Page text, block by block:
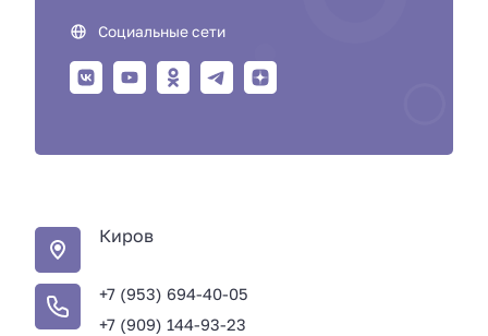
Социальные сети
Киров
+7 (953) 694-40-05
+7 (909) 144-93-23